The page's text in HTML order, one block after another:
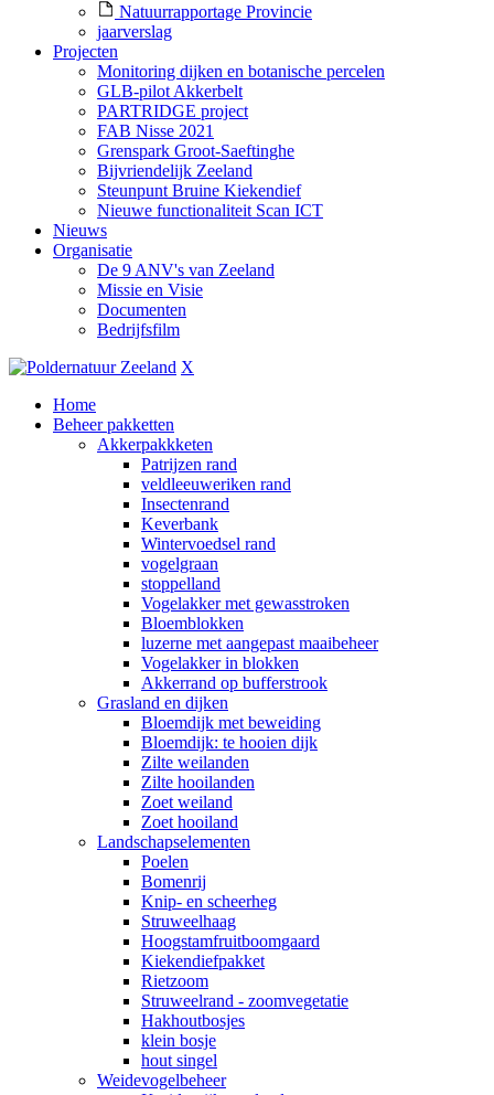
Natuurrapportage Provincie
jaarverslag
Projecten
Monitoring dijken en botanische percelen
GLB-pilot Akkerbelt
PARTRIDGE project
FAB Nisse 2021
Grenspark Groot-Saeftinghe
Bijvriendelijk Zeeland
Steunpunt Bruine Kiekendief
Nieuwe functionaliteit Scan ICT
Nieuws
Organisatie
De 9 ANV's van Zeeland
Missie en Visie
Documenten
Bedrijfsfilm
X
Home
Beheer pakketten
Akkerpakkketen
Patrijzen rand
veldleeuweriken rand
Insectenrand
Keverbank
Wintervoedsel rand
vogelgraan
stoppelland
Vogelakker met gewasstroken
Bloemblokken
luzerne met aangepast maaibeheer
Vogelakker in blokken
Akkerrand op bufferstrook
Grasland en dijken
Bloemdijk met beweiding
Bloemdijk: te hooien dijk
Zilte weilanden
Zilte hooilanden
Zoet weiland
Zoet hooiland
Landschapselementen
Poelen
Bomenrij
Knip- en scheerheg
Struweelhaag
Hoogstamfruitboomgaard
Kiekendiefpakket
Rietzoom
Struweelrand - zoomvegetatie
Hakhoutbosjes
klein bosje
hout singel
Weidevogelbeheer